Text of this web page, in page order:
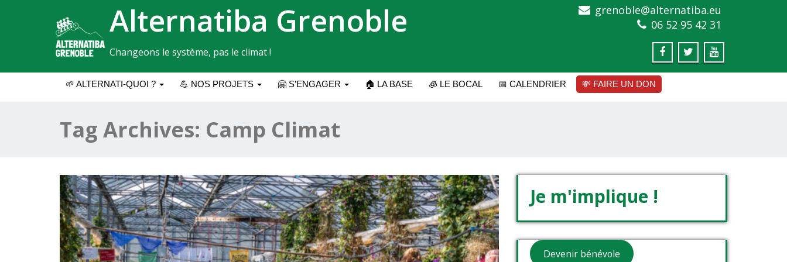
Alternatiba Grenoble
Changeons le système, pas le climat !
grenoble@alternatiba.eu
06 52 95 42 31
🌱 ALTERNATI-QUOI ? 💪 NOS PROJETS 🤗 S’ENGAGER 🏠 LA BASE 🧊 LE BOCAL 📅 CALENDRIER 💸 FAIRE UN DON
Tag Archives: Camp Climat
Je m'implique !
Devenir bénévole